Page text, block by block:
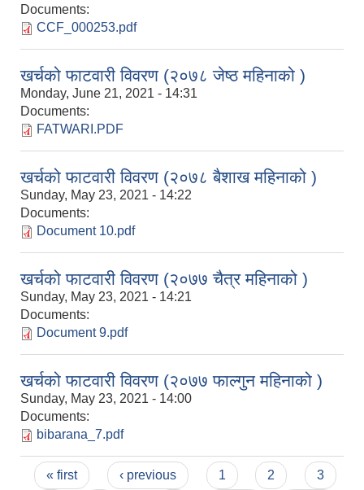
Documents:
CCF_000253.pdf
खर्चको फाटवारी विवरण (२०७८ जेष्ठ महिनाको )
Monday, June 21, 2021 - 14:31
Documents:
FATWARI.PDF
खर्चको फाटवारी विवरण (२०७८ बैशाख महिनाको )
Sunday, May 23, 2021 - 14:22
Documents:
Document 10.pdf
खर्चको फाटवारी विवरण (२०७७ चैत्र महिनाको )
Sunday, May 23, 2021 - 14:21
Documents:
Document 9.pdf
खर्चको फाटवारी विवरण (२०७७ फाल्गुन महिनाको )
Sunday, May 23, 2021 - 14:00
Documents:
bibarana_7.pdf
Pages
« first ‹ previous 1 2
3